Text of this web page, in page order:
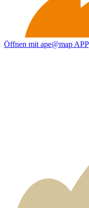
Öffnen mit ape@map APP